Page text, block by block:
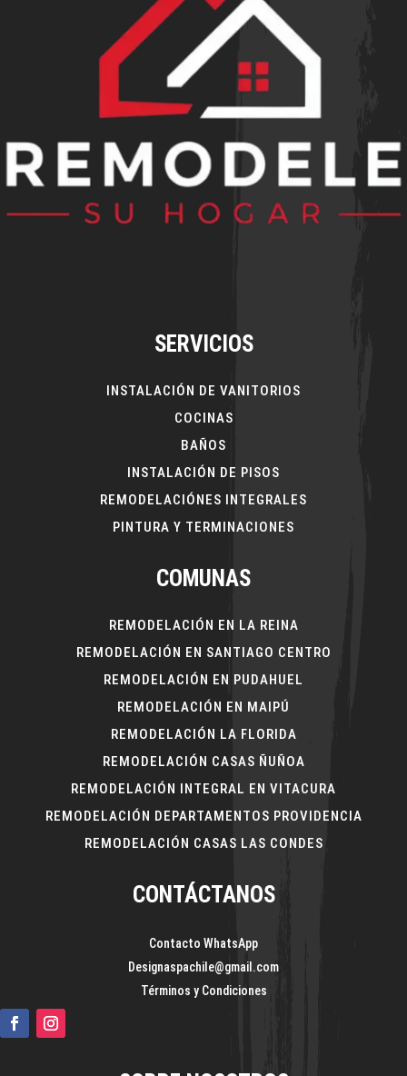
SERVICIOS
INSTALACIÓN DE VANITORIOS
COCINAS
BAÑOS
INSTALACIÓN DE PISOS
REMODELACIÓNES INTEGRALES
PINTURA Y TERMINACIONES
COMUNAS
REMODELACIÓN EN LA REINA
REMODELACIÓN EN SANTIAGO CENTRO
REMODELACIÓN EN PUDAHUEL
REMODELACIÓN EN MAIPÚ
REMODELACIÓN LA FLORIDA
REMODELACIÓN CASAS ÑUÑOA
REMODELACIÓN INTEGRAL EN VITACURA
REMODELACIÓN DEPARTAMENTOS PROVIDENCIA
REMODELACIÓN CASAS LAS CONDES
CONTÁCTANOS
Contacto WhatsApp
Designaspachile@gmail.com
Términos y Condiciones